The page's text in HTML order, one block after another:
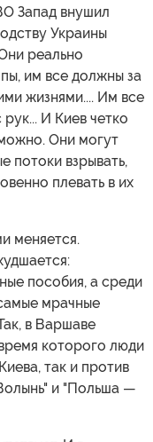
Запад внушил
Украины
реально
им все должны за
жизнями.... Им все
И Киев четко
Они могут
потоки взрывать,
плевать в их
меняется.
пособия, а среди
мрачные
в Варшаве
которого люди
так и против
и "Польша —